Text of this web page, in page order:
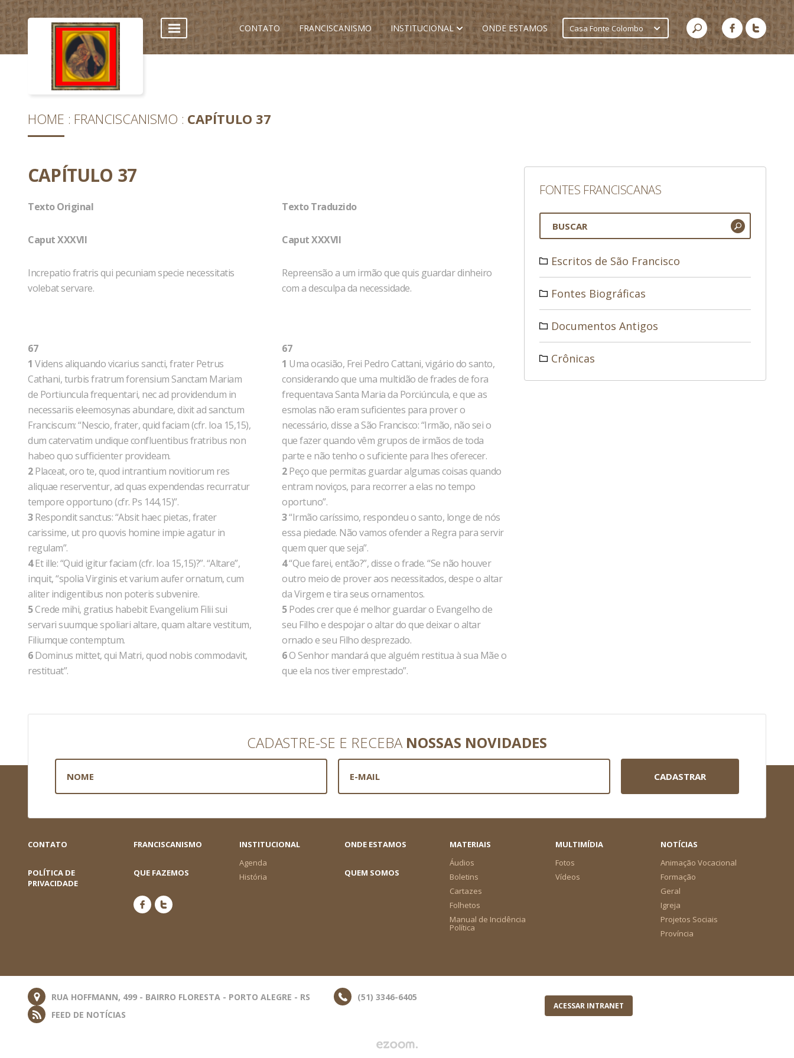
CONTATO FRANCISCANISMO INSTITUCIONAL ONDE ESTAMOS Casa Fonte Colombo
HOME FRANCISCANISMO CAPÍTULO 37
CAPÍTULO 37
Texto Original
Caput XXXVII
Increpatio fratris qui pecuniam specie necessitatis
volebat servare.
67
1 Videns aliquando vicarius sancti, frater Petrus
Cathani, turbis fratrum forensium Sanctam Mariam
de Portiuncula frequentari, nec ad providendum in
necessariis eleemosynas abundare, dixit ad sanctum
Franciscum: “Nescio, frater, quid faciam (cfr. Ioa 15,15),
dum catervatim undique confluentibus fratribus non
habeo quo sufficienter provideam.
2Placeat, oro te, quod intrantium novitiorum res
aliquae reserventur, ad quas expendendas recurratur
tempore opportuno (cfr. Ps 144,15)”.
3Respondit sanctus: “Absit haec pietas, frater
carissime, ut pro quovis homine impie agatur in
regulam”.
4Et ille: “Quid igitur faciam (cfr. Ioa 15,15)?”. “Altare”,
inquit, “spolia Virginis et varium aufer ornatum, cum
aliter indigentibus non poteris subvenire.
5Crede mihi, gratius habebit Evangelium Filii sui
servari suumque spoliari altare, quam altare vestitum,
Filiumque contemptum.
6Dominus mittet, qui Matri, quod nobis commodavit,
restituat”.
Texto Traduzido
Caput XXXVII
Repreensão a um irmão que quis guardar dinheiro
com a desculpa da necessidade.
67
1 Uma ocasião, Frei Pedro Cattani, vigário do santo,
considerando que uma multidão de frades de fora
frequentava Santa Maria da Porciúncula, e que as
esmolas não eram suficientes para prover o
necessário, disse a São Francisco: “Irmão, não sei o
que fazer quando vêm grupos de irmãos de toda
parte e não tenho o suficiente para lhes oferecer.
2Peço que permitas guardar algumas coisas quando
entram noviços, para recorrer a elas no tempo
oportuno”.
3“Irmão caríssimo, respondeu o santo, longe de nós
essa piedade. Não vamos ofender a Regra para servir
quem quer que seja”.
4“Que farei, então?”, disse o frade. “Se não houver
outro meio de prover aos necessitados, despe o altar
da Virgem e tira seus ornamentos.
5Podes crer que é melhor guardar o Evangelho de
seu Filho e despojar o altar do que deixar o altar
ornado e seu Filho desprezado.
6O Senhor mandará que alguém restitua à sua Mãe o
que ela nos tiver emprestado”.
FONTES FRANCISCANAS
Escritos de São Francisco
Fontes Biográficas
Documentos Antigos
Crônicas
CADASTRE-SE E RECEBA NOSSAS NOVIDADES
CADASTRAR
CONTATO FRANCISCANISMO
INSTITUCIONAL
Agenda
História
ONDE ESTAMOS
MATERIAIS
Áudios
Boletins
Cartazes
Folhetos
Manual de Incidência
Política
MULTIMÍDIA
Fotos
Vídeos
NOTÍCIAS
Animação Vocacional
Formação
Geral
Igreja
Projetos Sociais
Província
POLÍTICA DE
PRIVACIDADE
QUE FAZEMOS QUEM SOMOS
RUA HOFFMANN, 499 - BAIRRO FLORESTA - PORTO ALEGRE - RS
(51) 3346-6405
FEED DE NOTÍCIAS
ACESSAR INTRANET